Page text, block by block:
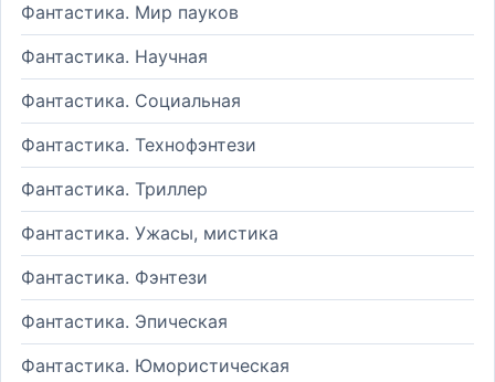
Фантастика. Мир пауков
Фантастика. Научная
Фантастика. Социальная
Фантастика. Технофэнтези
Фантастика. Триллер
Фантастика. Ужасы, мистика
Фантастика. Фэнтези
Фантастика. Эпическая
Фантастика. Юмористическая